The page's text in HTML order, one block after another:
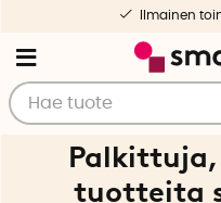
Ilmainen toimitus
tuotteita